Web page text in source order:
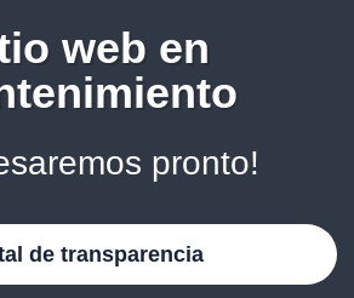
web en
pronto!
de transparencia